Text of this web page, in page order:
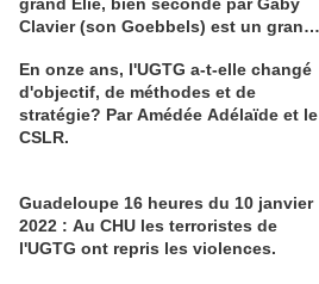
Clavier (son Goebbels) est un grand
de quoi ? Les Guadeloupéens sont
divisés à ce sujet et Elie en voudra à
leur majorité que son génie ne séduit
pas. C'est comme en amour le fluide
En onze ans, l'UGTG a-t-elle changé
d'objectif, de méthodes et de
stratégie? Par Amédée Adélaïde et le
CSLR.
Guadeloupe 16 heures du 10 janvier
2022 : Au CHU les terroristes de
l'UGTG ont repris les violences.